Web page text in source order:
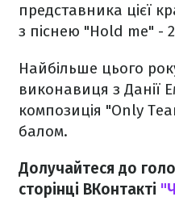
представника цієї
з піснею "Hold me" -
Найбільше цього
виконавиця з Данії
композиція "Only
балом.
Долучайтеся до
сторінці ВКонтакті